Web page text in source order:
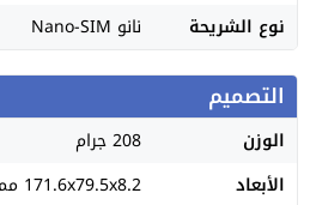
نوع الشريحة
نانو Nano-SIM
التصميم
الوزن
208 جرام
الأبعاد
171.6x79.5x8.2 مم